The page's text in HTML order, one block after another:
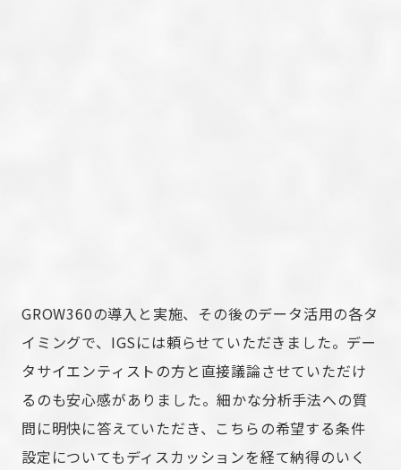
GROW360の導入と実施、その後のデータ活用の各タ
イミングで、IGSには頼らせていただきました。デー
タサイエンティストの方と直接議論させていただけ
るのも安心感がありました。細かな分析手法への質
問に明快に答えていただき、こちらの希望する条件
設定についてもディスカッションを経て納得のいく